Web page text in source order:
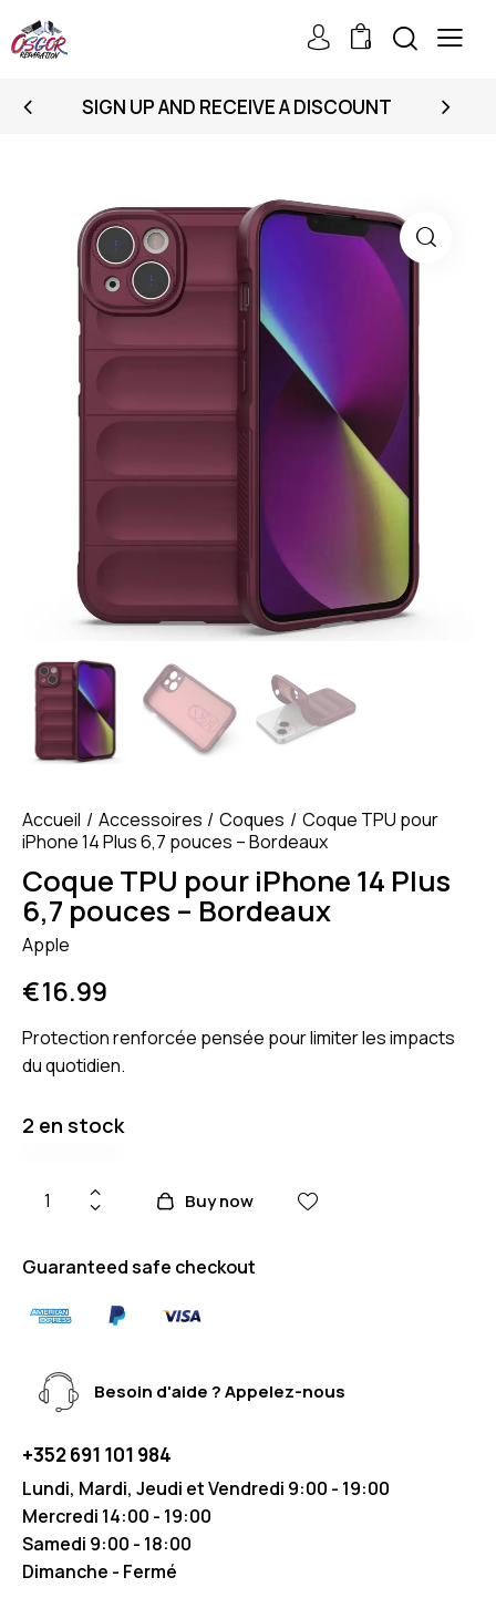
0
SIGN UP AND RECEIVE A DISCOUNT
Accueil Accessoires Coques
Coque TPU pour
iPhone 14 Plus 6,7 pouces – Bordeaux
Coque TPU pour iPhone 14 Plus
6,7 pouces – Bordeaux
Apple
€16.99
Protection renforcée pensée pour limiter les impacts
du quotidien.
2 en stock
Buy now
Guaranteed safe checkout
Besoin d'aide ? Appelez-nous
+352 691 101 984
Lundi, Mardi, Jeudi et Vendredi 9:00 - 19:00
Mercredi 14:00 - 19:00
Samedi 9:00 - 18:00
Dimanche - Fermé